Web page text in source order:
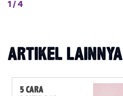
1 / 4
ARTIKEL LAINNYA
5 CARA